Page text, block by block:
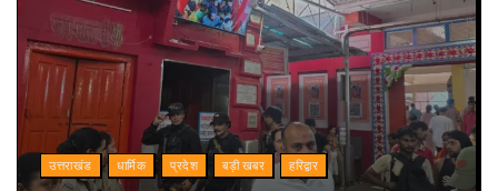
उत्तराखंड धार्मिक प्रदेश बड़ी खबर हरिद्वार